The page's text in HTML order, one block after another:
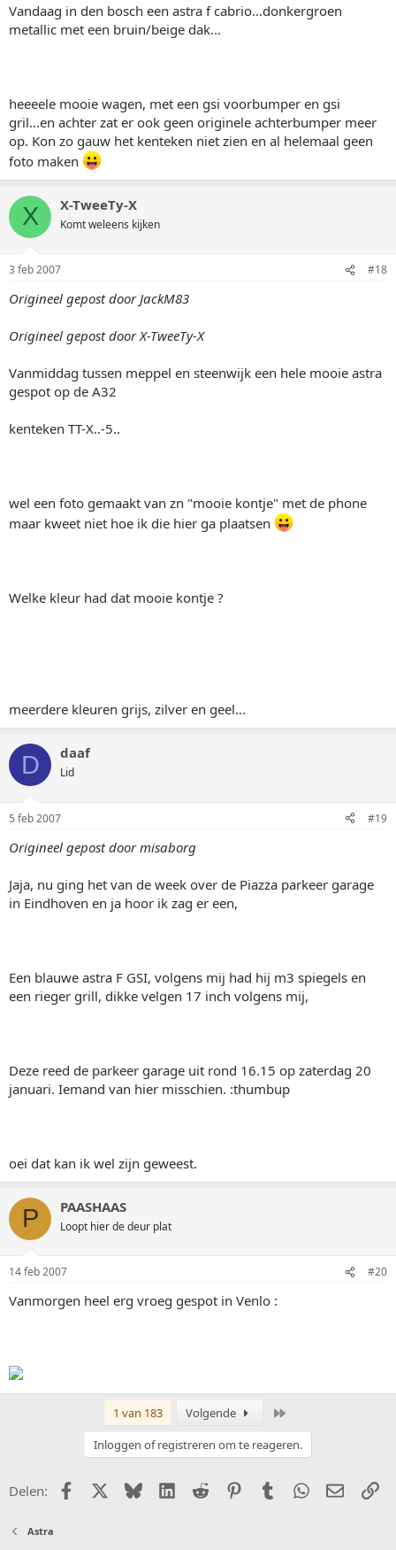
Vandaag in den bosch een astra f cabrio...donkergroen
metallic met een bruin/beige dak...
heeeele mooie wagen, met een gsi voorbumper en gsi
gril...en achter zat er ook geen originele achterbumper meer
op. Kon zo gauw het kenteken niet zien en al helemaal geen
foto maken
X X-TweeTy-X
Komt weleens kijken
3 feb 2007 #18
Origineel gepost door JackM83
Origineel gepost door X-TweeTy-X
Vanmiddag tussen meppel en steenwijk een hele mooie astra
gespot op de A32
kenteken TT-X..-5..
wel een foto gemaakt van zn "mooie kontje" met de phone
maar kweet niet hoe ik die hier ga plaatsen
Welke kleur had dat mooie kontje ?
meerdere kleuren grijs, zilver en geel...
D daaf
Lid
5 feb 2007 #19
Origineel gepost door misaborg
Jaja, nu ging het van de week over de Piazza parkeer garage
in Eindhoven en ja hoor ik zag er een,
Een blauwe astra F GSI, volgens mij had hij m3 spiegels en
een rieger grill, dikke velgen 17 inch volgens mij,
Deze reed de parkeer garage uit rond 16.15 op zaterdag 20
januari. Iemand van hier misschien. :thumbup
oei dat kan ik wel zijn geweest.
P PAASHAAS
Loopt hier de deur plat
14 feb 2007 #20
Vanmorgen heel erg vroeg gespot in Venlo :
1 van 183 Volgende
Inloggen of registreren om te reageren.
Delen: FacebookX (Twitter)
BlueskyLinkedIn
Reddit PinterestTumblr WhatsApp
E-mail
Astra